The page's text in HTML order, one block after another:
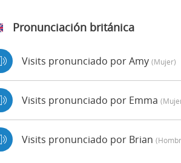
Pronunciación británica
Visits pronunciado por Amy (mujer)
Visits pronunciado por Emma
Visits pronunciado por Brian